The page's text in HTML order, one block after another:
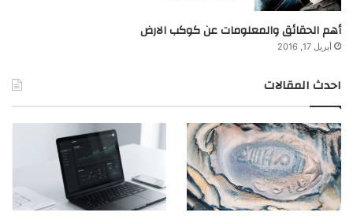
أهم الحقائق والمعلومات عن كوكب الارض
أبريل 17, 2016
احدث المقالات